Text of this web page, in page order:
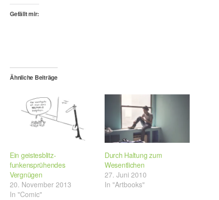
Gefällt mir:
Ähnliche Beiträge
Ein geistesblitz-
funkensprühendes
Vergnügen
20. November 2013
In "Comic"
Durch Haltung zum
Wesentlichen
27. Juni 2010
In "Artbooks"